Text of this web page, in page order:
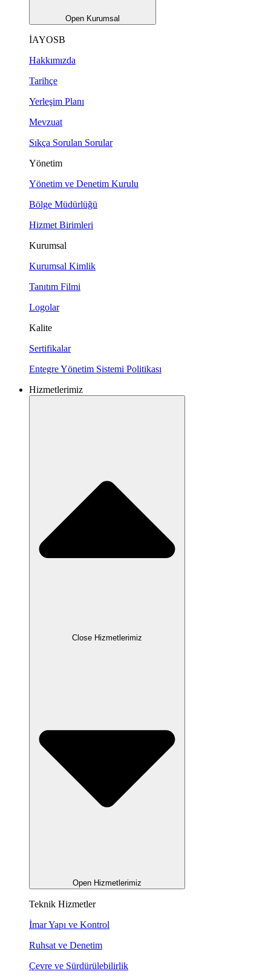
Open Kurumsal
İAYOSB
Hakkımızda
Tarihçe
Yerleşim Planı
Mevzuat
Sıkça Sorulan Sorular
Yönetim
Yönetim ve Denetim Kurulu
Bölge Müdürlüğü
Hizmet Birimleri
Kurumsal
Kurumsal Kimlik
Tanıtım Filmi
Logolar
Kalite
Sertifikalar
Entegre Yönetim Sistemi Politikası
Hizmetlerimiz
Close Hizmetlerimiz
Open Hizmetlerimiz
Teknik Hizmetler
İmar Yapı ve Kontrol
Ruhsat ve Denetim
Çevre ve Sürdürülebilirlik